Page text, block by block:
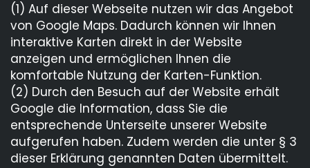
(1) Auf dieser Webseite nutzen wir das Angebot
von Google Maps. Dadurch können wir Ihnen
interaktive Karten direkt in der Website
anzeigen und ermöglichen Ihnen die
komfortable Nutzung der Karten-Funktion.
(2) Durch den Besuch auf der Website erhält
Google die Information, dass Sie die
entsprechende Unterseite unserer Website
aufgerufen haben. Zudem werden die unter § 3
dieser Erklärung genannten Daten übermittelt.